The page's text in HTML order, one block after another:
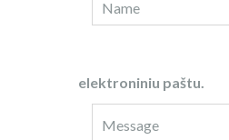
elektroniniu paštu.